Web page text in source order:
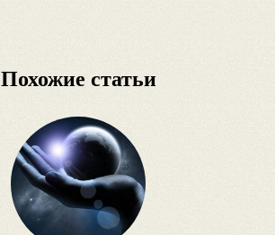
Похожие статьи